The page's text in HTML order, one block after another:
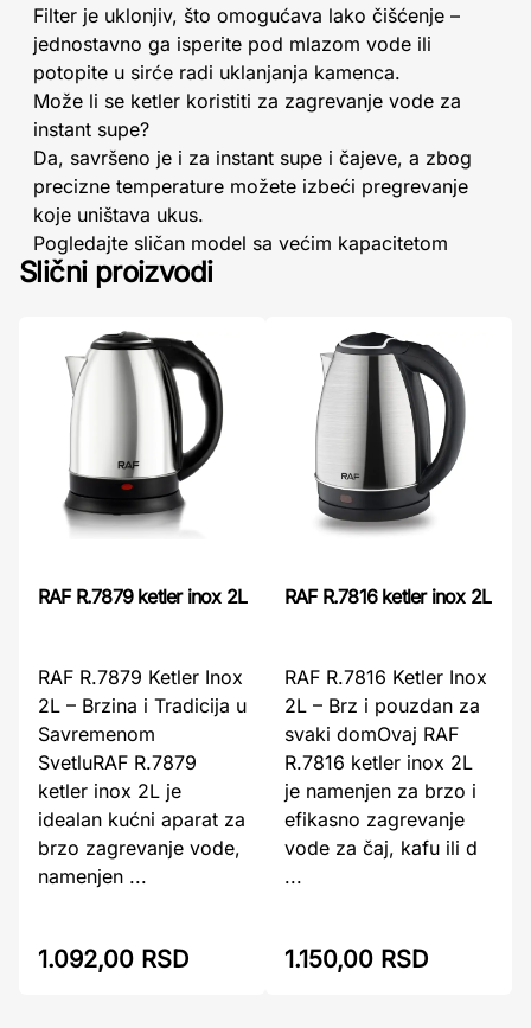
Filter je uklonjiv, što omogućava lako čišćenje –
jednostavno ga isperite pod mlazom vode ili
potopite u sirće radi uklanjanja kamenca.
Može li se ketler koristiti za zagrevanje vode za
instant supe?
Da, savršeno je i za instant supe i čajeve, a zbog
precizne temperature možete izbeći pregrevanje
koje uništava ukus.
Pogledajte sličan model sa većim kapacitetom
Slični proizvodi
RAF R.7879 ketler inox 2L
RAF R.7879 Ketler Inox
2L – Brzina i Tradicija u
Savremenom
SvetluRAF R.7879
ketler inox 2L je
idealan kućni aparat za
brzo zagrevanje vode,
namenjen ...
1.092,00 RSD
RAF R.7816 ketler inox 2L
RAF R.7816 Ketler Inox
2L – Brz i pouzdan za
svaki domOvaj RAF
R.7816 ketler inox 2L
je namenjen za brzo i
efikasno zagrevanje
vode za čaj, kafu ili d
...
1.150,00 RSD